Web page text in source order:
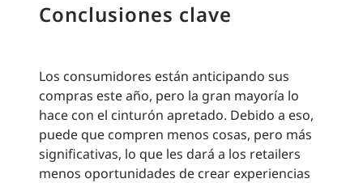
Conclusiones clave
Los consumidores están anticipando sus
compras este año, pero la gran mayoría lo
hace con el cinturón apretado. Debido a eso,
puede que compren menos cosas, pero más
significativas, lo que les dará a los retailers
menos oportunidades de crear experiencias